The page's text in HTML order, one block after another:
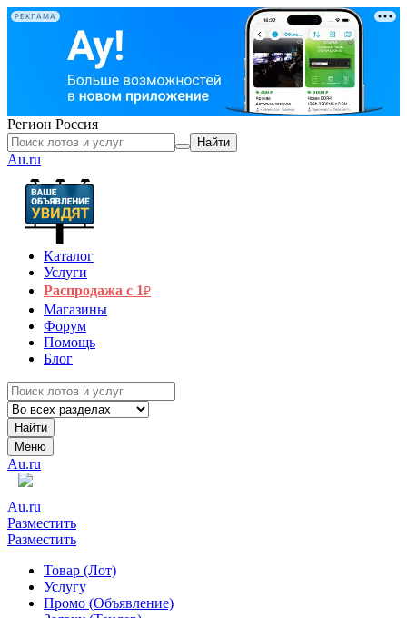
РЕКЛАМА
Регион Россия
Найти
Au.ru
Каталог
Услуги
Распродажа с 1₽
Магазины
Форум
Помощь
Блог
Найти
Меню
Au.ru
Au.ru
Разместить
Разместить
Товар (Лот)
Услугу
Промо (Объявление)